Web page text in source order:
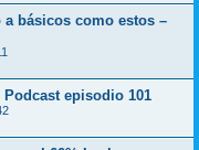
básicos como estos –
episodio 101